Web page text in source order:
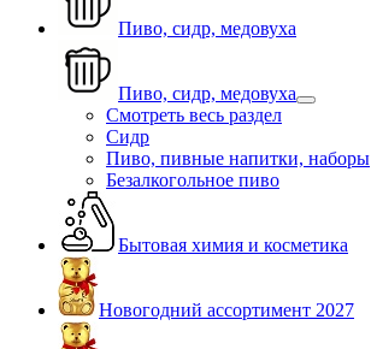
Пиво, сидр, медовуха
Пиво, сидр, медовуха
Смотреть весь раздел
Сидр
Пиво, пивные напитки, наборы
Безалкогольное пиво
Бытовая химия и косметика
Новогодний ассортимент 2027